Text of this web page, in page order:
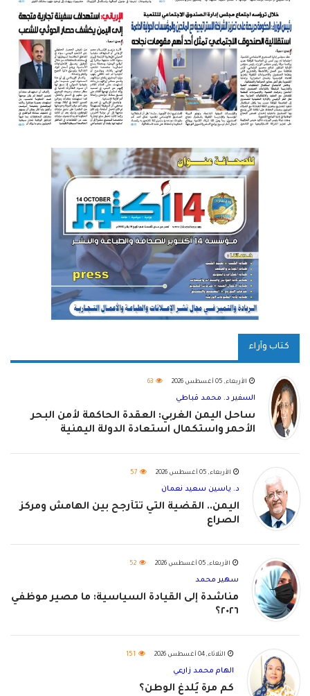
كتاب وآراء
الأربعاء, 05 أغسطس 2026 63
السفير د. محمد قباطي
ساحل اليمن الغربي: العقدة الحاكمة لأمن البحر
الأحمر واستكمال استعادة الدولة اليمنية
الأربعاء, 05 أغسطس 2026 57
د. ياسين سعيد نعمان
اليمن.. القضية التي تتأرجح بين الهامش ومركز
الصراع
الأربعاء, 05 أغسطس 2026 52
سهير محمد
مناشدة إلى القيادة السياسية: ما مصير موظفي
٢٠٢٦؟
الثلاثاء, 04 أغسطس 2026 151
الهام محمد زارعي
كم مرة يُلدغ الوطن؟